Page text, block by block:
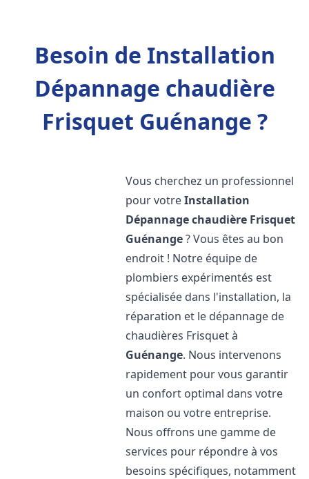
Besoin de Installation
Dépannage chaudière
Frisquet Guénange ?
Vous cherchez un professionnel
pour votreInstallation
Dépannage chaudière Frisquet
Guénange? Vous êtes au bon
endroit ! Notre équipe de
plombiers expérimentés est
spécialisée dans l'installation, la
réparation et le dépannage de
chaudières Frisquet à
Guénange. Nous intervenons
rapidement pour vous garantir
un confort optimal dans votre
maison ou votre entreprise.
Nous offrons une gamme de
services pour répondre à vos
besoins spécifiques, notamment